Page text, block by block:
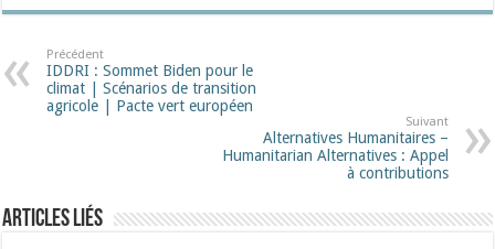
Précédent
IDDRI : Sommet Biden pour le
climat | Scénarios de transition
agricole | Pacte vert européen
Suivant
Alternatives Humanitaires –
Humanitarian Alternatives : Appel
à contributions
Articles liés